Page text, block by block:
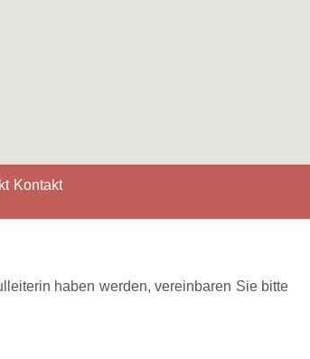
Kontakt
haben werden, vereinbaren Sie bitte